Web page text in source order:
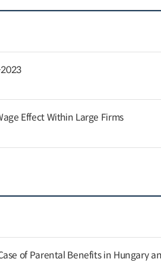
Effect Within Large Firms
of Parental Benefits in Hungary